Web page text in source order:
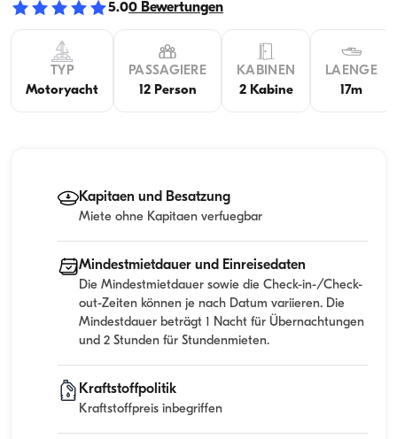
5.00 Bewertungen
TYP
Motoryacht
PASSAGIERE
12 Person
KABINEN
2 Kabine
LAENGE
17m
Kapitaen und Besatzung
Miete ohne Kapitaen verfuegbar
Mindestmietdauer und Einreisedaten
Die Mindestmietdauer sowie die Check-in-/Check-
out-Zeiten können je nach Datum variieren. Die
Mindestdauer beträgt 1 Nacht für Übernachtungen
und 2 Stunden für Stundenmieten.
Kraftstoffpolitik
Kraftstoffpreis inbegriffen